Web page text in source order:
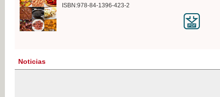
ISBN:978-84-1396-423-2
Noticias